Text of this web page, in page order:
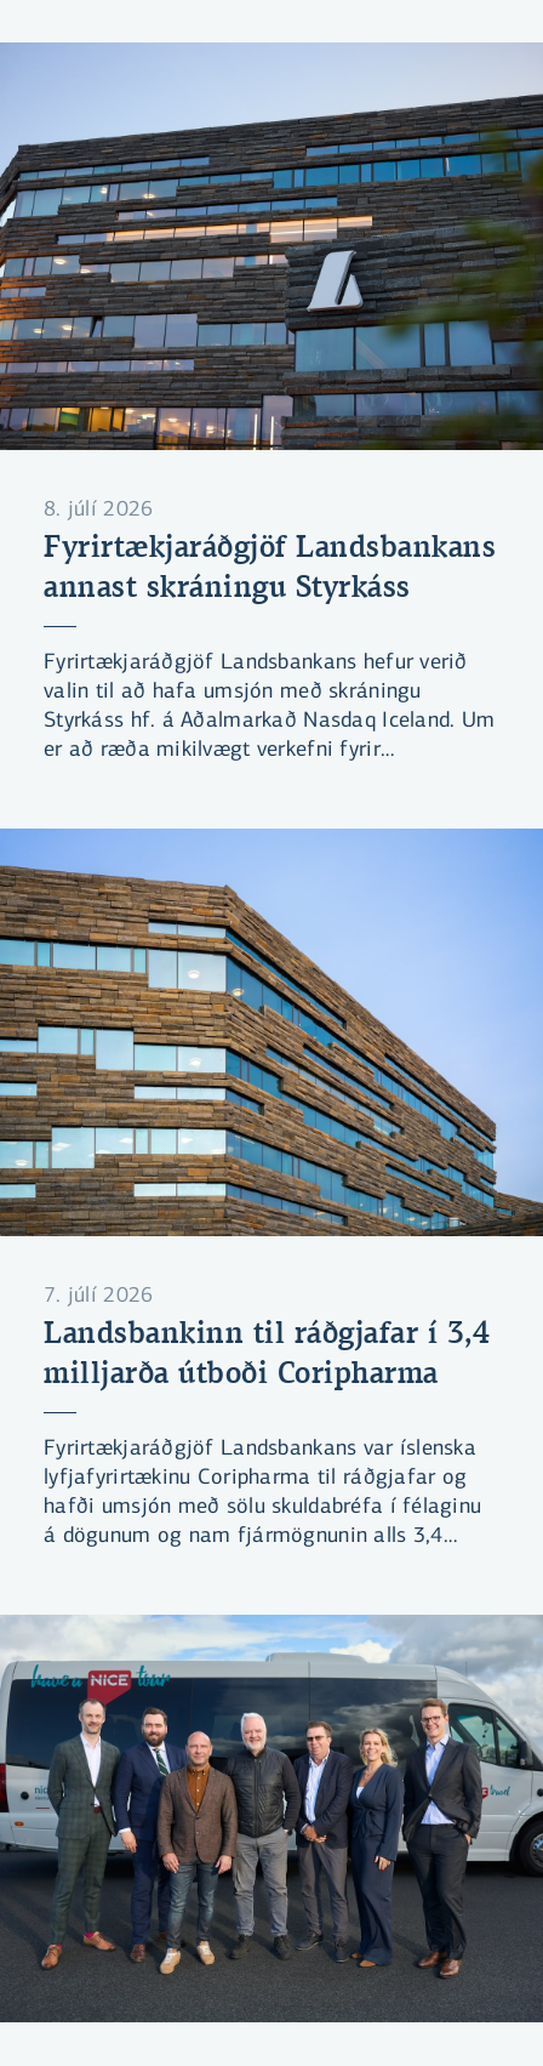
8. júlí 2026
Fyrirtækjaráðgjöf Landsbankans
annast skráningu Styrkáss
Fyrirtækjaráðgjöf Landsbankans hefur verið
valin til að hafa umsjón með skráningu
Styrkáss hf. á Aðalmarkað Nasdaq Iceland. Um
er að ræða mikilvægt verkefni fyrir
7. júlí 2026
Landsbankinn til ráðgjafar í 3,4
milljarða útboði Coripharma
Fyrirtækjaráðgjöf Landsbankans var íslenska
lyfjafyrirtækinu Coripharma til ráðgjafar og
hafði umsjón með sölu skuldabréfa í félaginu
á dögunum og nam fjármögnunin alls 3,4